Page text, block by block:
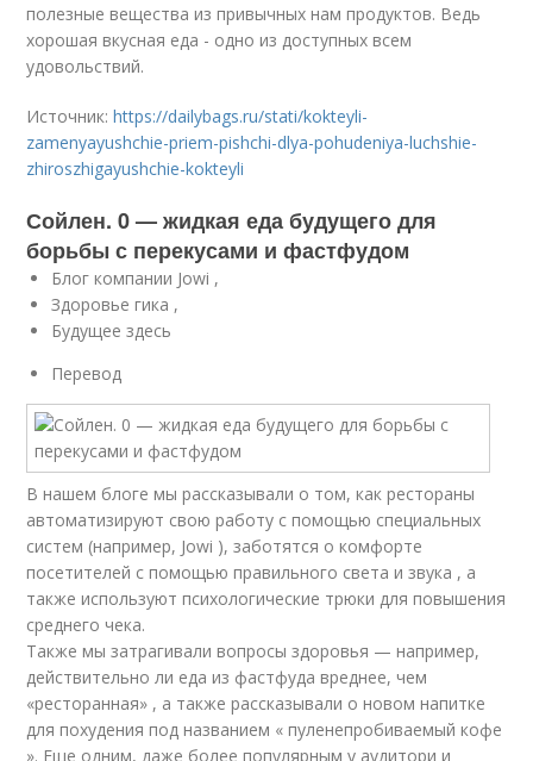
полезные вещества из привычных нам продуктов. Ведь
хорошая вкусная еда - одно из доступных всем
удовольствий.
Источник:https://dailybags.ru/stati/kokteyli-
zamenyayushchie-priem-pishchi-dlya-pohudeniya-luchshie-
zhiroszhigayushchie-kokteyli
Сойлен. 0 — жидкая еда будущего для
борьбы с перекусами и фастфудом
Блог компании Jowi ,
Здоровье гика ,
Будущее здесь
Перевод
В нашем блоге мы рассказывали о том, как рестораны
автоматизируют свою работу с помощью специальных
систем (например, Jowi ), заботятся о комфорте
посетителей с помощью правильного света и звука , а
также используют психологические трюки для повышения
среднего чека.
Также мы затрагивали вопросы здоровья — например,
действительно ли еда из фастфуда вреднее, чем
«ресторанная» , а также рассказывали о новом напитке
для похудения под названием « пуленепробиваемый кофе
». Еще одним, даже более популярным у аудитори и